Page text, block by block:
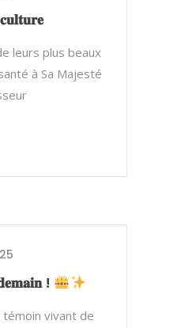
leurs plus beaux
à Sa Majesté
!
témoin vivant de